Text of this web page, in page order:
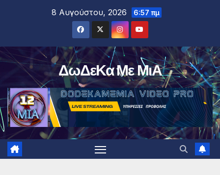
8 Αυγούστου, 2026 6:57 πμ
ΔωΔεΚα Με ΜιΑ